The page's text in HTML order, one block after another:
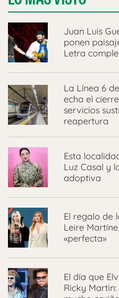
Juan Luis
ponen
Letra
La Línea 6
echa el
servicios
reapertura
Esta
Luz Casal y
adoptiva
El regalo de
Leire
«perfecta»
El día que
Ricky